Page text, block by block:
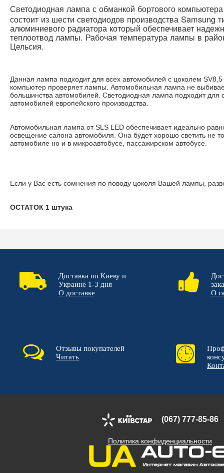
Светодиодная лампа с обманкой бортового
состоит из шести светодиодов производства Samsung
алюминиевого радиатора который обеспечивает
теплоотвод лампы. Рабочая температура лампы в
Цельсия.
Данная лампа подходит для всех автомобилей с цоколем
компьютер проверяет лампы. Автомобильная лампа не
большинства автомобилей. Светодиодная лампа подходит для
автомобилей европейского производства.
Автомобильная лампа от SLS LED обеспечивает идеально
освещение салона автомобиля. Она будет хорошо светить не
автомобиле но и в микроавтобусе, пассажирском автобусе.
Если у Вас есть сомнения по поводу цоколя Вашей лампы,
ОСТАТОК 1 штука
Доставка по Киеву и
Украине 1-3 дня
О доставке
О
Отзывы покупателей
Читать
(067) 777-85-86
Политика конфиденциальности